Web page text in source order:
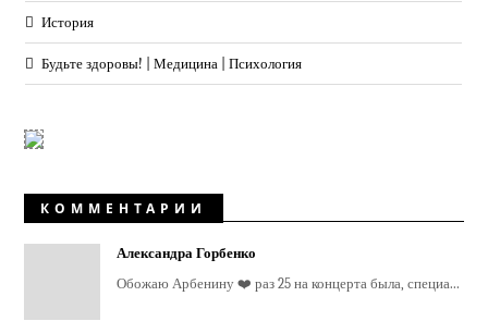
История
Будьте здоровы! | Медицина | Психология
КОММЕНТАРИИ
Александра Горбенко
Обожаю Арбенину ❤️ раз 25 на концерта была, специа...